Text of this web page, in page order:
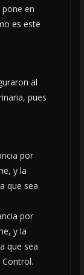
en
es este
al
pues
por
y la
que sea
por
y la
que sea